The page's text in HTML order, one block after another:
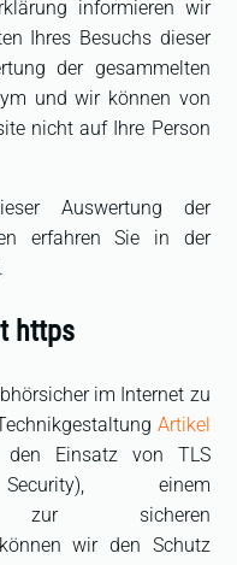
informieren wir
Ihres Besuchs dieser
der gesammelten
und wir können von
nicht auf Ihre Person
Auswertung der
erfahren Sie in der
https
im Internet zu
Artikel
den Einsatz von TLS
einem
zur sicheren
wir den Schutz